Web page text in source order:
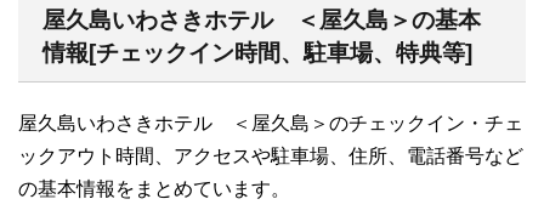
屋久島いわさきホテル ＜屋久島＞の基本
情報[チェックイン時間、駐車場、特典等]
屋久島いわさきホテル ＜屋久島＞のチェックイン・チェ
ックアウト時間、アクセスや駐車場、住所、電話番号など
の基本情報をまとめています。